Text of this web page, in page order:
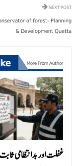
NEXT POST
of forest- Planning
& Development Quetta
More From Author
غفلت اور بدانتظامی